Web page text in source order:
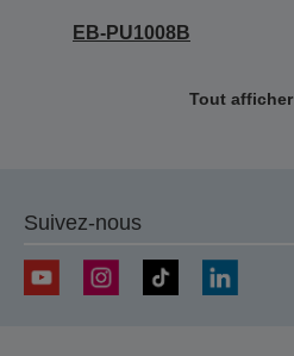
EB-PU1008B
Tout afficher
Suivez-nous